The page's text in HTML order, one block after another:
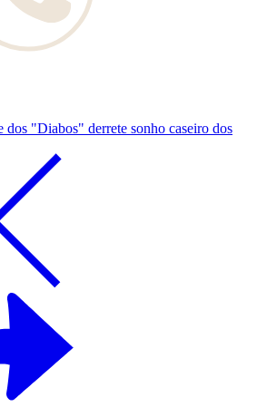
"Diabos" derrete sonho caseiro dos